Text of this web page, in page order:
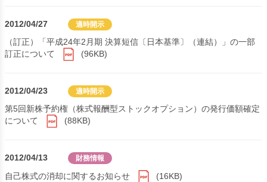
2012/04/27 適時開示
（訂正）「平成24年2月期 決算短信〔日本基準〕（連結）」の一部
訂正について
(96KB)
2012/04/23 適時開示
第5回新株予約権（株式報酬型ストックオプション）の発行価額確定
について
(88KB)
2012/04/13 財務情報
自己株式の消却に関するお知らせ (16KB)